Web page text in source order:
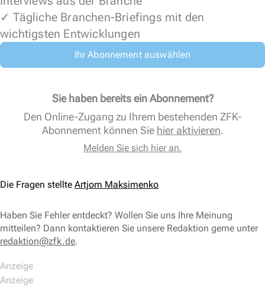
✓ Tägliche Branchen-Briefings mit den
wichtigsten Entwicklungen
Ihr Abonnement auswählen
Sie haben bereits ein Abonnement?
Den Online-Zugang zu Ihrem bestehenden ZFK-
Abonnement können Sie hier aktivieren.
Melden Sie sich hier an.
Die Fragen stellte Artjom Maksimenko
Haben Sie Fehler entdeckt? Wollen Sie uns Ihre Meinung
mitteilen? Dann kontaktieren Sie unsere Redaktion gerne unter
redaktion@zfk.de.